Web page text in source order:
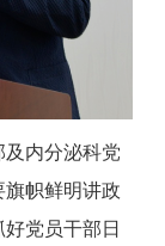
内分泌科党
帜鲜明讲政
党员干部日